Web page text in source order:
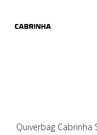
Quiverbag Cabrinha